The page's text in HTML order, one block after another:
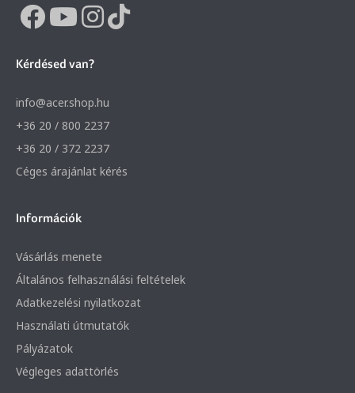
Kérdésed van?
info@acer.shop.hu
+36 20 / 800 2237
+36 20 / 372 2237
Céges árajánlat kérés
Információk
Vásárlás menete
Általános felhasználási feltételek
Adatkezelési nyilatkozat
Használati útmutatók
Pályázatok
Végleges adattörlés